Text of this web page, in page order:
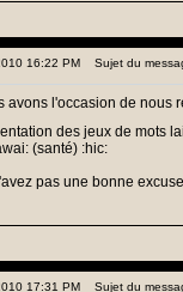
16:22 PM Sujet du
avons l'occasion de
des jeux de mots
(santé) :hic:
pas une bonne
17:31 PM Sujet du